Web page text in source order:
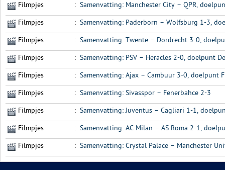
Filmpjes : Samenvatting: Manchester City – QPR,
Filmpjes : Samenvatting: Paderborn – Wolfsburg 1-3,
Filmpjes : Samenvatting: Twente – Dordrecht 3-0,
Filmpjes : Samenvatting: PSV – Heracles 2-0, doelpunt
Filmpjes : Samenvatting: Ajax – Cambuur 3-0, doelpunt
Filmpjes : Samenvatting: Sivasspor – Fenerbahce 2-3
Filmpjes : Samenvatting: Juventus – Cagliari 1-1,
Filmpjes : Samenvatting: AC Milan – AS Roma 2-1,
Filmpjes : Samenvatting: Crystal Palace – Manchester